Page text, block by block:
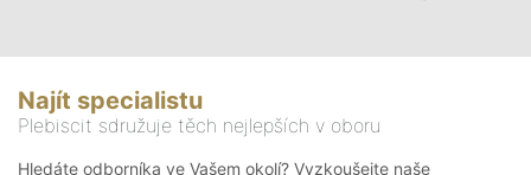
Najít specialistu
Plebiscit sdružuje těch nejlepších v oboru
Hledáte odborníka ve Vašem okolí? Vyzkoušejte naše